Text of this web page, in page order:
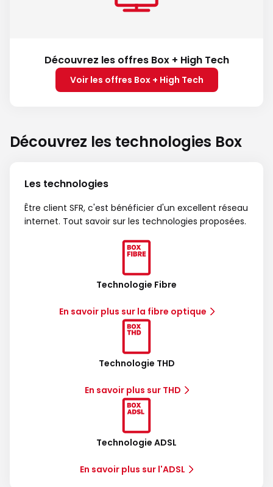
Découvrez les offres Box + High Tech
Voir les offres Box + High Tech
Découvrez les technologies Box
Les technologies
Être client SFR, c'est bénéficier d'un excellent réseau
internet. Tout savoir sur les technologies proposées.
Technologie Fibre
En savoir plus sur la fibre optique
Technologie THD
En savoir plus sur THD
Technologie ADSL
En savoir plus sur l'ADSL